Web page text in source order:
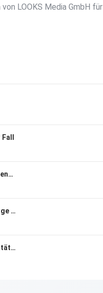
LOOKS Media GmbH für
Aileen Wuornos: Vom Opfer zur Serienmörderin | Der Fall
Tod durch die Polizei | Der Fall George Floyd
Die Radikalisierung des Halle-Attentäters | Der Fall